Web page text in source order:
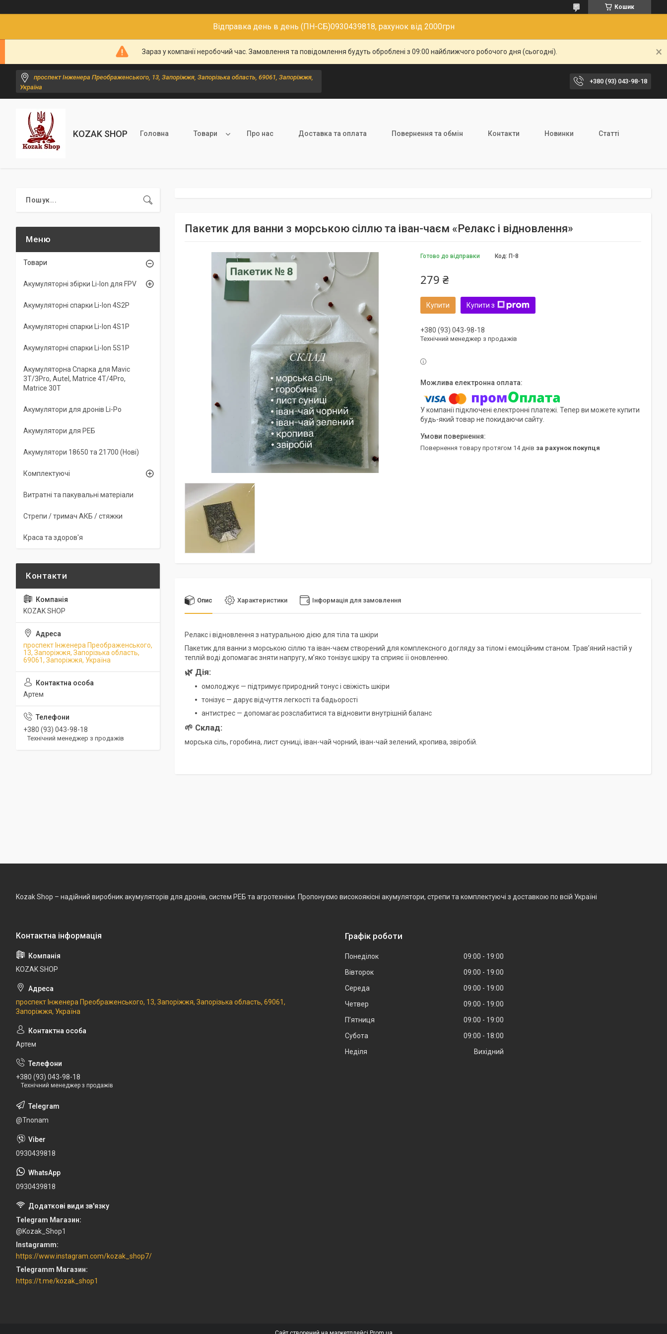
Кошик
Відправка день в день (ПН-СБ)0930439818, рахунок від 2000грн
Зараз у компанії неробочий час. Замовлення та повідомлення будуть оброблені з 09:00 найближчого робочого дня (сьогодні).
проспект Інженера Преображенського, 13, Запоріжжя, Запорізька область, 69061, Запоріжжя,
Україна
+380 (93) 043-98-18
KOZAK SHOP Головна Товари Про нас Доставка та оплата Повернення та обмін Контакти Новинки Статті
Пакетик для ванни з морською сіллю та іван-чаєм «Релакс і відновлення»
Готово до відправки Код: П-8
279 ₴
Купити Купити з
+380 (93) 043-98-18
Технічний менеджер з продажів
У компанії підключені електронні платежі. Тепер ви можете купити
будь-який товар не покидаючи сайту.
повернення товару протягом 14 днів за рахунок покупця
Опис Характеристики Інформація для замовлення
Релакс і відновлення з натуральною дією для тіла та шкіри
Пакетик для ванни з морською сіллю та іван-чаєм створений для комплексного догляду за тілом і емоційним станом. Трав’яний настій у
теплій воді допомагає зняти напругу, м’яко тонізує шкіру та сприяє її оновленню.
🌿 Дія:
омолоджує — підтримує природний тонус і свіжість шкіри
тонізує — дарує відчуття легкості та бадьорості
антистрес — допомагає розслабитися та відновити внутрішній баланс
🌱 Склад:
морська сіль, горобина, лист суниці, іван-чай чорний, іван-чай зелений, кропива, звіробій.
Товари
Акумуляторні збірки Li-Ion для FPV
Акумуляторні спарки Li-Ion 4S2P
Акумуляторні спарки Li-Ion 4S1P
Акумуляторні спарки Li-Ion 5S1P
Акумуляторна Спарка для Mavic
3T/3Pro, Autel, Matrice 4T/4Pro,
Matrice 30T
Акумулятори для дронів Li-Po
Акумулятори для РЕБ
Акумулятори 18650 та 21700 (Нові)
Комплектуючі
Витратні та пакувальні матеріали
Стрепи / тримач АКБ / стяжки
Краса та здоров'я
KOZAK SHOP
проспект Інженера Преображенського,
13, Запоріжжя, Запорізька область,
69061, Запоріжжя, Україна
Артем
+380 (93) 043-98-18
Технічний менеджер з продажів
Kozak Shop – надійний виробник акумуляторів для дронів, систем РЕБ та агротехніки. Пропонуємо високоякісні акумулятори, стрепи та комплектуючі з доставкою по всій Україні
KOZAK SHOP
проспект Інженера Преображенського, 13, Запоріжжя, Запорізька область, 69061,
Запоріжжя, Україна
Артем
+380 (93) 043-98-18
Технічний менеджер з продажів
@Tnonam
0930439818
0930439818
Telegram Магазин
@Kozak_Shop1
Instagramm
https://www.instagram.com/kozak_shop7/
Telegramm Магазин
https://t.me/kozak_shop1
Графік роботи
Понеділок 09:00
19:00
Вівторок
09:00
19:00
Середа
09:00
19:00
Четвер
09:00
19:00
Пʼятниця
09:00
19:00
Субота
09:00
18:00
Неділя
Вихідний